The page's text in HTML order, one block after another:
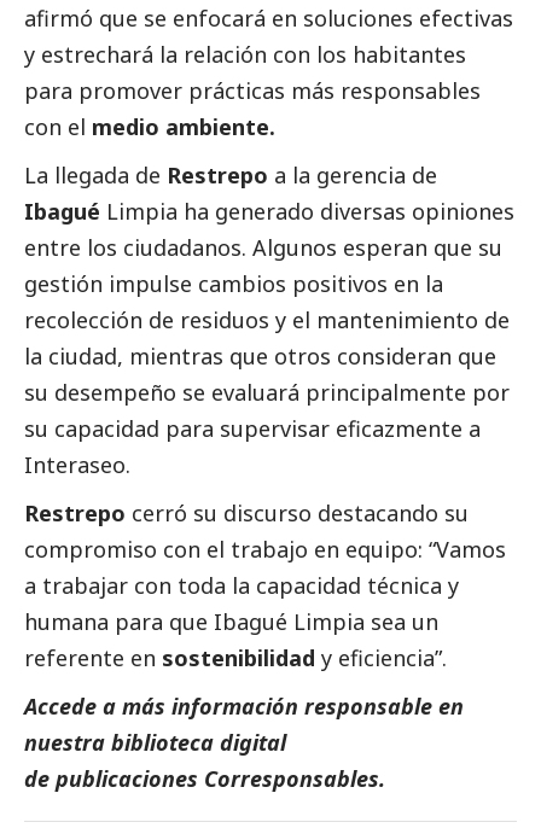
afirmó que se enfocará en soluciones efectivas
y estrechará la relación con los habitantes
para promover prácticas más responsables
con el medio ambiente.
La llegada de Restrepo a la gerencia de
Ibagué Limpia ha generado diversas opiniones
entre los ciudadanos. Algunos esperan que su
gestión impulse cambios positivos en la
recolección de residuos y el mantenimiento de
la ciudad, mientras que otros consideran que
su desempeño se evaluará principalmente por
su capacidad para supervisar eficazmente a
Interaseo.
Restrepo cerró su discurso destacando su
compromiso con el trabajo en equipo: “Vamos
a trabajar con toda la capacidad técnica y
humana para que Ibagué Limpia sea un
referente en sostenibilidad y eficiencia”.
Accede a más información responsable en
nuestra biblioteca digital
de publicaciones Corresponsables.